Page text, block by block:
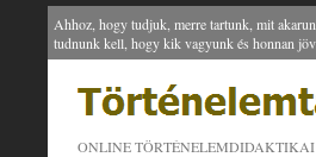
Ahhoz, hogy tudjuk, merre tartunk, mit
tudnunk kell, hogy kik vagyunk és honnan
ONLINE TÖRTÉNELEMDIDAKTIKAI